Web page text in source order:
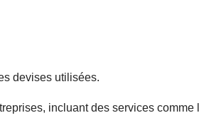
devises utilisées.
incluant des services comme